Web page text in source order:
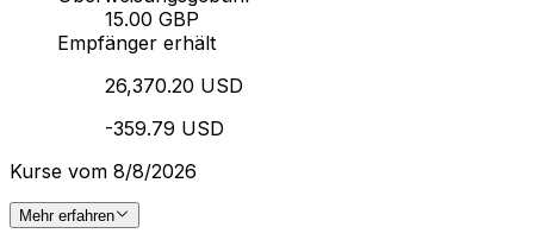
15.00 GBP
Empfänger erhält
26,370.20 USD
-359.79 USD
Kurse vom 8/8/2026
Mehr erfahren